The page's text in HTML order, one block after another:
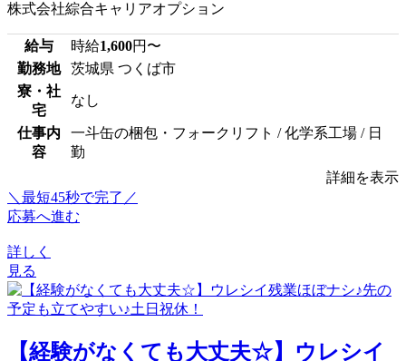
株式会社綜合キャリアオプション
給与 時給1,600円〜
勤務地
茨城県 つくば市
寮・社
宅
なし
仕事内
容
一斗缶の梱包・フォークリフト / 化学系工場 / 日
勤
詳細を表示
＼最短45秒で完了／
応募へ進む
詳しく
見る
【経験がなくても大丈夫☆】ウレシイ